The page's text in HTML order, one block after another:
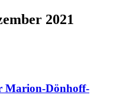
2021
Marion-Dönhoff-